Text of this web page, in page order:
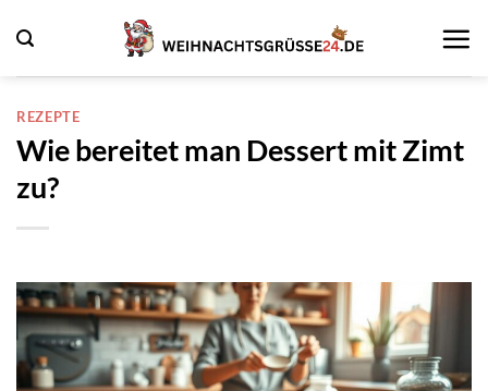
Inhalt
springen
REZEPTE
Wie bereitet man Dessert mit Zimt
zu?